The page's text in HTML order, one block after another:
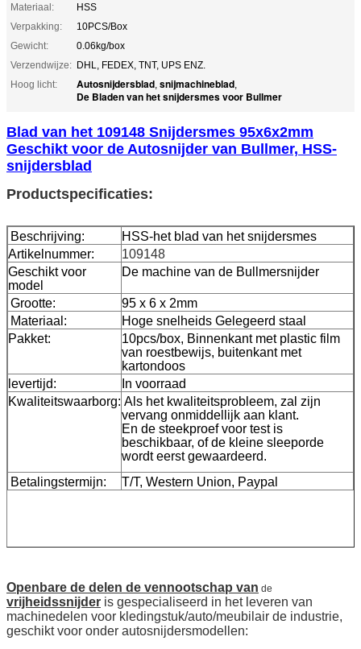
Materiaal:
HSS
Verpakking:
10PCS/Box
Gewicht:
0.06kg/box
Verzendwijze: DHL, FEDEX, TNT, UPS ENZ.
Hoog licht:
Autosnijdersblad, snijmachineblad,
De Bladen van het snijdersmes voor Bullmer
Blad van het 109148 Snijdersmes 95x6x2mm
Geschikt voor de Autosnijder van Bullmer, HSS-
snijdersblad
Productspecificaties:
Beschrijving:
HSS-het blad van het snijdersmes
Artikelnummer:
109148
Geschikt voor
model
De machine van de Bullmersnijder
Grootte:
95 x 6 x 2mm
Materiaal:
Hoge snelheids Gelegeerd staal
Pakket:
10pcs/box, Binnenkant met plastic film
van roestbewijs, buitenkant met
kartondoos
levertijd:
In voorraad
Kwaliteitswaarborg: Als het kwaliteitsprobleem, zal zijn
vervang onmiddellijk aan klant.
En de steekproef voor test is
beschikbaar, of de kleine sleeporde
wordt eerst gewaardeerd.
Betalingstermijn:
T/T, Western Union, Paypal
Openbare de delen de vennootschap van de
vrijheidssnijder is gespecialiseerd in het leveren van
machinedelen voor kledingstuk/auto/meubilair de industrie,
geschikt voor onder autosnijdersmodellen: